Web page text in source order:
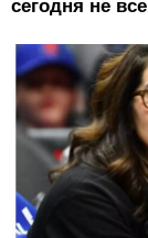
сегодня не